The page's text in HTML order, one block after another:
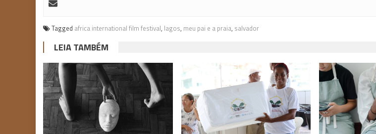
Tagged africa international film festival, lagos, meu pai e a praia, salvador
LEIA TAMBÉM